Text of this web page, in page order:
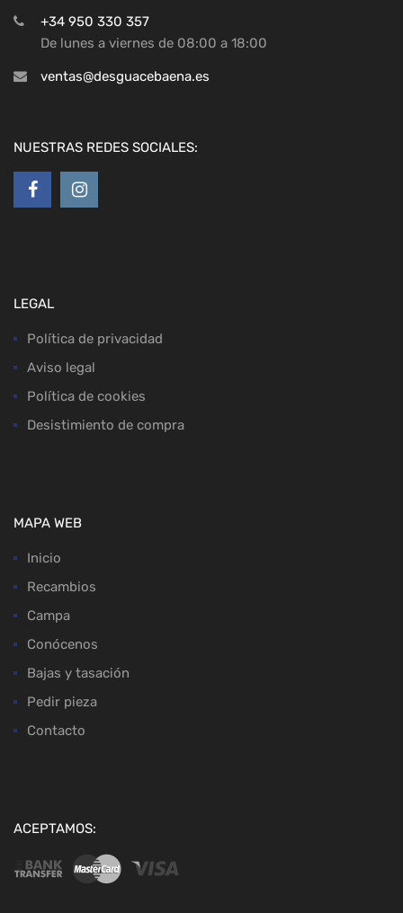
+34 950 330 357
De lunes a viernes de 08:00 a 18:00
ventas@desguacebaena.es
NUESTRAS REDES SOCIALES:
LEGAL
Política de privacidad
Aviso legal
Política de cookies
Desistimiento de compra
MAPA WEB
Inicio
Recambios
Campa
Conócenos
Bajas y tasación
Pedir pieza
Contacto
ACEPTAMOS: